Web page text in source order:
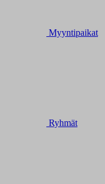
Myyntipaikat
Ryhmät